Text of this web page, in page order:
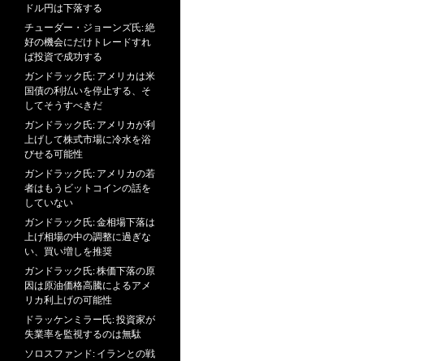
ドル円は下落する
チューダー・ジョーンズ氏: 絶
好の機会にだけトレードすれ
ば投資で成功する
ガンドラック氏: アメリカは米
国債の利払いを停止する、そ
してそうすべきだ
ガンドラック氏: アメリカが利
上げして株式市場に冷水を浴
びせる可能性
ガンドラック氏: アメリカの若
者はもうビットコインの話を
していない
ガンドラック氏: 金相場下落は
上げ相場の中の調整に過ぎな
い、買い増しを推奨
ガンドラック氏: 株価下落の原
因は原油価格高騰によるアメ
リカ利上げの可能性
ドラッケンミラー氏: 投資家が
失業率を監視するのは無駄
ソロスファンド: イランとの戦